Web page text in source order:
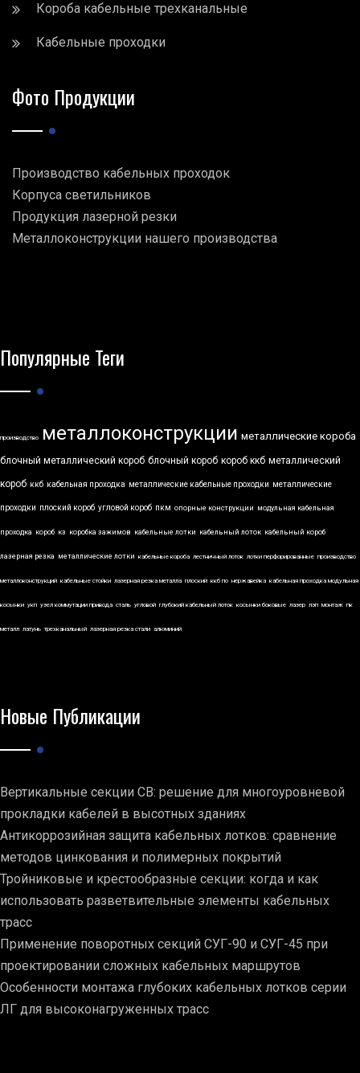
Короба кабельные трехканальные
Кабельные проходки
Фото Продукции
Производство кабельных проходок
Корпуса светильников
Продукция лазерной резки
Металлоконструкции нашего производства
Популярные Теги
производство металлоконструкции металлические короба
блочный металлический короб блочный короб короб ккб металлический
короб ккб кабельная проходка металлические кабельные проходки металлические
проходки плоский короб угловой короб пкм опорные конструкции модульная кабельная
проходка короб кз коробка зажимов кабельные лотки кабельный лоток кабельный короб
лазерная резка металлические лотки кабельные короба лестничный лоток лотки перфорированные производство
металлоконструкций кабельные стойки лазерная резка металла плоский ккб по нержавейка кабельная проходка модульная
косынки укп узел коммутации привода сталь угловой глубокий кабельный лоток косынки боковые лазер лэп монтаж пк
металл латунь трехканальный лазерная резка стали алюминий
Новые Публикации
Вертикальные секции СВ: решение для многоуровневой
прокладки кабелей в высотных зданиях
Антикоррозийная защита кабельных лотков: сравнение
методов цинкования и полимерных покрытий
Тройниковые и крестообразные секции: когда и как
использовать разветвительные элементы кабельных
трасс
Применение поворотных секций СУГ-90 и СУГ-45 при
проектировании сложных кабельных маршрутов
Особенности монтажа глубоких кабельных лотков серии
ЛГ для высоконагруженных трасс